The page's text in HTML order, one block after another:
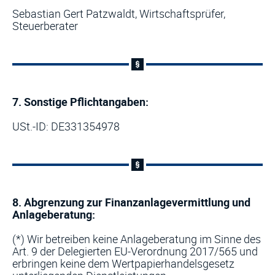
Sebastian Gert Patzwaldt, Wirtschaftsprüfer,
Steuerberater
7. Sonstige Pflichtangaben:
USt.-ID: DE331354978
8. Abgrenzung zur Finanzanlagevermittlung und
Anlageberatung:
(*) Wir betreiben keine Anlageberatung im Sinne des
Art. 9 der Delegierten EU-Verordnung 2017/565 und
erbringen keine dem Wertpapierhandelsgesetz